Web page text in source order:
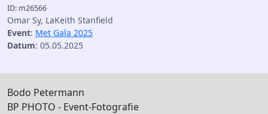
ID: m26566
Omar Sy, LaKeith Stanfield
Event: Met Gala 2025
Datum: 05.05.2025
Bodo Petermann
BP PHOTO - Event-Fotografie